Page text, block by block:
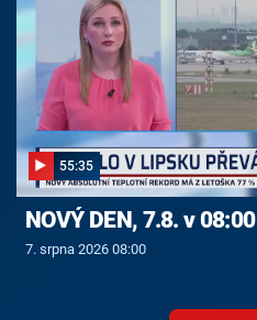
55:35
NOVÝ DEN, 7.8. v 08:00
7. srpna 2026 08:00